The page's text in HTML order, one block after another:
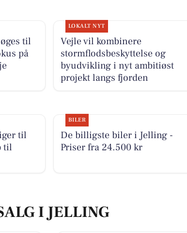
til
på
LOKALT NYT
Vejle vil kombinere
stormflodsbeskyttelse og
byudvikling i nyt ambitiøst
projekt langs fjorden
til
til
BILER
De billigste biler i Jelling -
Priser fra 24.500 kr
I JELLING